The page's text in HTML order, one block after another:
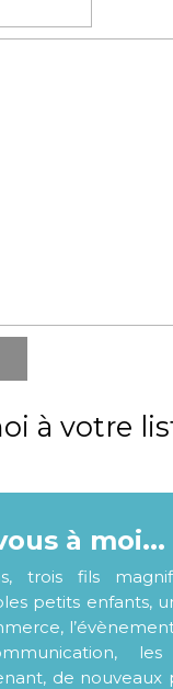
à votre
à moi...
trois fils
petits enfants,
de nouveaux